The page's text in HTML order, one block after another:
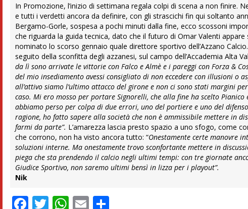
In Promozione, l’inizio di settimana regala colpi di scena a non finire.
e tutti i verdetti ancora da definire, con gli strascichi fin qui soltanto
Bergamo-Gorle, sospesa a pochi minuti dalla fine, ecco scossoni
che riguarda la guida tecnica, dato che il futuro di Omar Valenti
nominato lo scorso gennaio quale direttore sportivo dell’Azzano
seguito della sconfitta degli azzanesi, sul campo dell’Accademia Alta
da lì sono arrivate le vittorie con Falco e Almè e i pareggi con Forza &
del mio insediamento avessi consigliato di non eccedere con illusioni o
all’attivo siamo l’ultimo attacco del girone e non ci sono stati margini
caso. Mi ero mosso per portare Signorelli, che alla fine ha scelto
abbiamo perso per colpa di due errori, uno del portiere e uno del
ragione, ho fatto sapere alla società che non è ammissibile mettere in
farmi da parte”. L’amarezza lascia presto spazio a uno sfogo, come
che corrono, non ha visto ancora tutto: “Onestamente certe manovre
soluzioni interne. Ma onestamente trovo sconfortante mettere in
piega che sta prendendo il calcio negli ultimi tempi: con tre giornate
Giudice Sportivo, non saremo ultimi bensì in lizza per i playout”.
Nik
Facebook
Twitter
WhatsApp
Email